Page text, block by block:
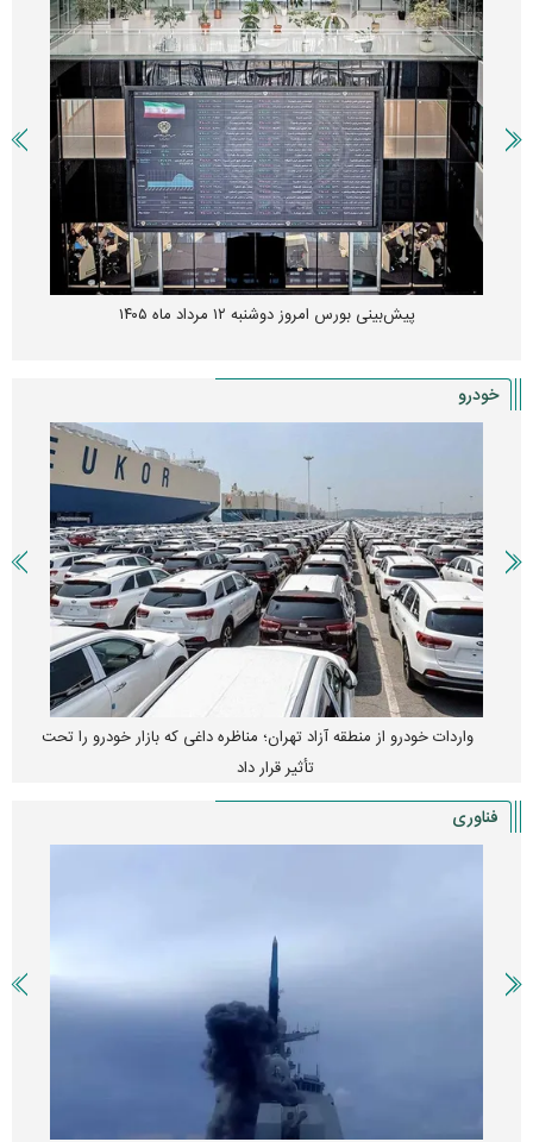
پیش‌بینی بورس امروز دوشنبه ۱۲ مرداد ماه ۱۴۰۵
خودرو
واردات خودرو از منطقه آزاد تهران؛ مناظره داغی که بازار خودرو را تحت
تأثیر قرار داد
فناوری